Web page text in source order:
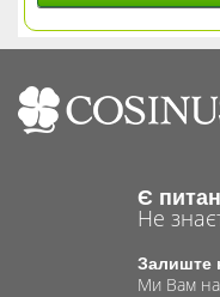
Є
Не
Залиште
Ми Вам